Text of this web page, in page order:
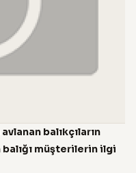
balıkçıların
müşterilerin ilgi